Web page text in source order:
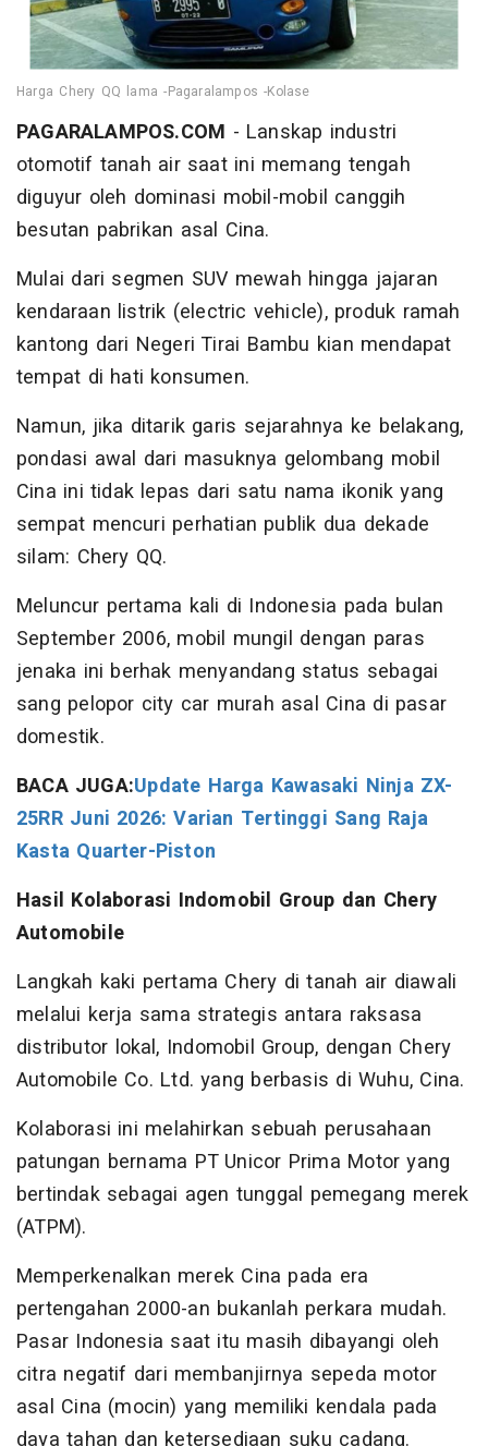
Harga Chery QQ lama -Pagaralampos -Kolase
PAGARALAMPOS.COM - Lanskap industri
otomotif tanah air saat ini memang tengah
diguyur oleh dominasi mobil-mobil canggih
besutan pabrikan asal Cina.
Mulai dari segmen SUV mewah hingga jajaran
kendaraan listrik (electric vehicle), produk ramah
kantong dari Negeri Tirai Bambu kian mendapat
tempat di hati konsumen.
Namun, jika ditarik garis sejarahnya ke belakang,
pondasi awal dari masuknya gelombang mobil
Cina ini tidak lepas dari satu nama ikonik yang
sempat mencuri perhatian publik dua dekade
silam: Chery QQ.
Meluncur pertama kali di Indonesia pada bulan
September 2006, mobil mungil dengan paras
jenaka ini berhak menyandang status sebagai
sang pelopor city car murah asal Cina di pasar
domestik.
BACA JUGA:Update Harga Kawasaki Ninja ZX-
25RR Juni 2026: Varian Tertinggi Sang Raja
Kasta Quarter-Piston
Hasil Kolaborasi Indomobil Group dan Chery
Automobile
Langkah kaki pertama Chery di tanah air diawali
melalui kerja sama strategis antara raksasa
distributor lokal, Indomobil Group, dengan Chery
Automobile Co. Ltd. yang berbasis di Wuhu, Cina.
Kolaborasi ini melahirkan sebuah perusahaan
patungan bernama PT Unicor Prima Motor yang
bertindak sebagai agen tunggal pemegang merek
(ATPM).
Memperkenalkan merek Cina pada era
pertengahan 2000-an bukanlah perkara mudah.
Pasar Indonesia saat itu masih dibayangi oleh
citra negatif dari membanjirnya sepeda motor
asal Cina (mocin) yang memiliki kendala pada
daya tahan dan ketersediaan suku cadang.